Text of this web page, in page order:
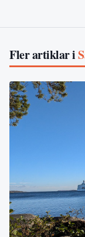
Fler artiklar i